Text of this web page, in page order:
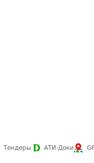
Тендеры АТИ-Доки